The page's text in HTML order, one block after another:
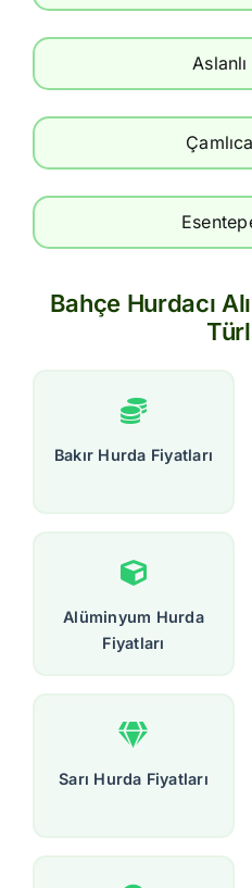
Bahçe Hurdacı
Bakır Hurda Fiyatları
Alüminyum Hurda
Fiyatları
Sarı Hurda Fiyatları